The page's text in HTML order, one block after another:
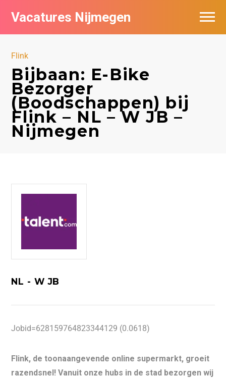
Vacatures Nijmegen
Flink
Bijbaan: E-Bike
Bezorger
(Boodschappen) bij
Flink – NL – W JB –
Nijmegen
NL - W JB
Jobid=628159764823344129 (0.0618)
Flink, de toonaangevende online supermarkt, groeit
razendsnel! Vanuit onze hubs in de stad bezorgen wij
Vacatures per bedrijf
Nieuwsbrief feed